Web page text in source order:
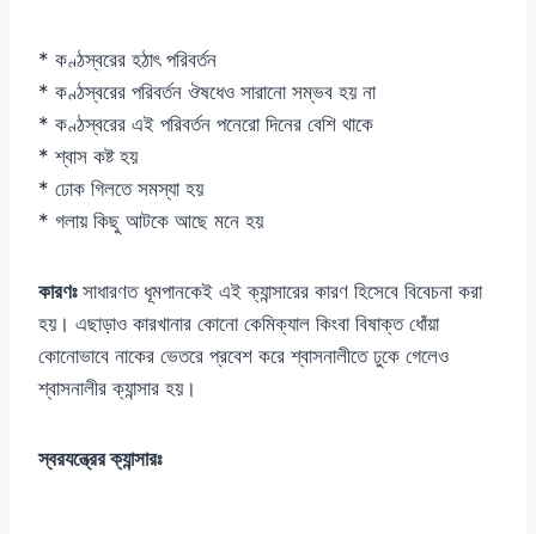
* কণ্ঠস্বরের হঠাৎ পরিবর্তন
* কণ্ঠস্বরের পরিবর্তন ঔষধেও সারানো সম্ভব হয় না
* কণ্ঠস্বরের এই পরিবর্তন পনেরো দিনের বেশি থাকে
* শ্বাস কষ্ট হয়
* ঢোক গিলতে সমস্যা হয়
* গলায় কিছু আটকে আছে মনে হয়
কারণঃসাধারণত ধূমপানকেই এই ক্যান্সারের কারণ হিসেবে বিবেচনা করা
হয়। এছাড়াও কারখানার কোনো কেমিক্যাল কিংবা বিষাক্ত ধোঁয়া
কোনোভাবে নাকের ভেতরে প্রবেশ করে শ্বাসনালীতে ঢুকে গেলেও
শ্বাসনালীর ক্যান্সার হয়।
স্বরযন্ত্রের ক্যান্সারঃ